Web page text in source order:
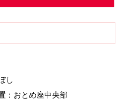
し
：おとめ座中央部